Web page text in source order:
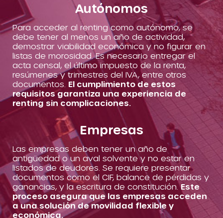
Autónomos
Para acceder al renting como autónomo, se
debe tener al menos un año de actividad,
demostrar viabilidad económica y no figurar en
listas de morosidad. Es necesario entregar el
acta censal, el último impuesto de la renta,
resúmenes y trimestres del IVA, entre otros
documentos. El cumplimiento de estos
requisitos garantiza una experiencia de
renting sin complicaciones.
Empresas
Las empresas deben tener un año de
antigüedad o un aval solvente y no estar en
listados de deudores. Se requiere presentar
documentos como el CIF, balance de pérdidas y
ganancias, y la escritura de constitución.Este
proceso asegura que las empresas acceden
a una solución de movilidad flexible y
económica.